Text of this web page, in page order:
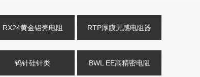
RX24黄金铝壳电阻 RTP厚膜无感电阻器
钨针硅针类 BWL EE高精密电阻